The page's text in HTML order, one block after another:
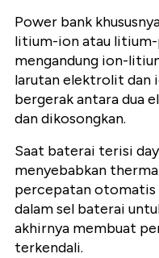
Power bank
litium-ion atau
mengandung ion-
larutan elektrolit dan
bergerak antara dua
dan dikosongkan.
Saat baterai terisi
menyebabkan
percepatan otomatis
dalam sel baterai
akhirnya membuat
terkendali.